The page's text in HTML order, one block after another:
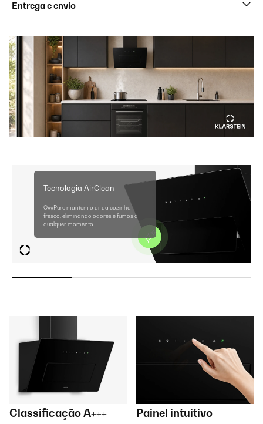
Entrega e envio
Tecnologia AirClean
OxyPure mantém o ar da cozinha
fresco, eliminando odores e fumos a
qualquer momento.
Classificação A+++ Painel intuitivo